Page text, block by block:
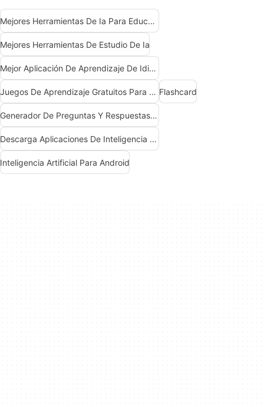
Mejores Herramientas De Ia Para Educadores
Mejores Herramientas De Estudio De Ia
Mejor Aplicación De Aprendizaje De Idiomas Con Ia
Juegos De Aprendizaje Gratuitos Para Android Flashcard
Generador De Preguntas Y Respuestas De Ia Gratis
Descarga Aplicaciones De Inteligencia Artificial (Ia)
Inteligencia Artificial Para Android